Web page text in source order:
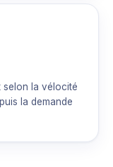
selon la vélocité
la demande